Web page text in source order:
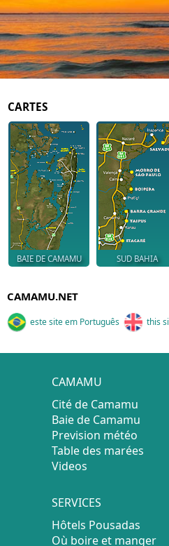
CARTES
BAIE DE CAMAMU SUD BAHIA
CAMAMU.NET
este site em Português this
CAMAMU
Cité de Camamu
Baie de Camamu
Prevision météo
Table des marées
Videos
SERVICES
Hôtels Pousadas
Où boire et manger